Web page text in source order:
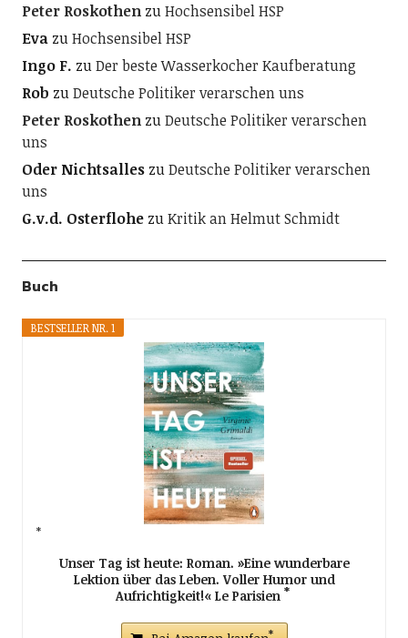
Peter RoskothenzuHochsensibel HSP
EvazuHochsensibel HSP
Ingo F. zuDer beste Wasserkocher Kaufberatung
Rob zuDeutsche Politiker verarschen uns
Peter RoskothenzuDeutsche Politiker verarschen
uns
Oder NichtsalleszuDeutsche Politiker verarschen
uns
G.v.d. OsterflohezuKritik an Helmut Schmidt
Buch
BESTSELLER NR. 1
Unser Tag ist heute: Roman. »Eine wunderbare
Lektion über das Leben. Voller Humor und
Aufrichtigkeit!« Le Parisien